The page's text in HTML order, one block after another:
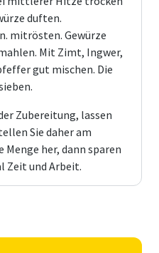
duften.
mitrösten. Gewürze
Mit Zimt, Ingwer,
gut mischen. Die
Zubereitung, lassen
Sie daher am
her, dann sparen
Zeit und Arbeit.